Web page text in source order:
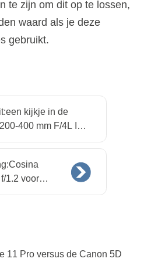
te zijn om dit op te lossen,
waard als je deze
gebruikt.
kijkje in de
400 mm F/4L IS-
van Canon met
1.2 voor
11 Pro versus de Canon 5D